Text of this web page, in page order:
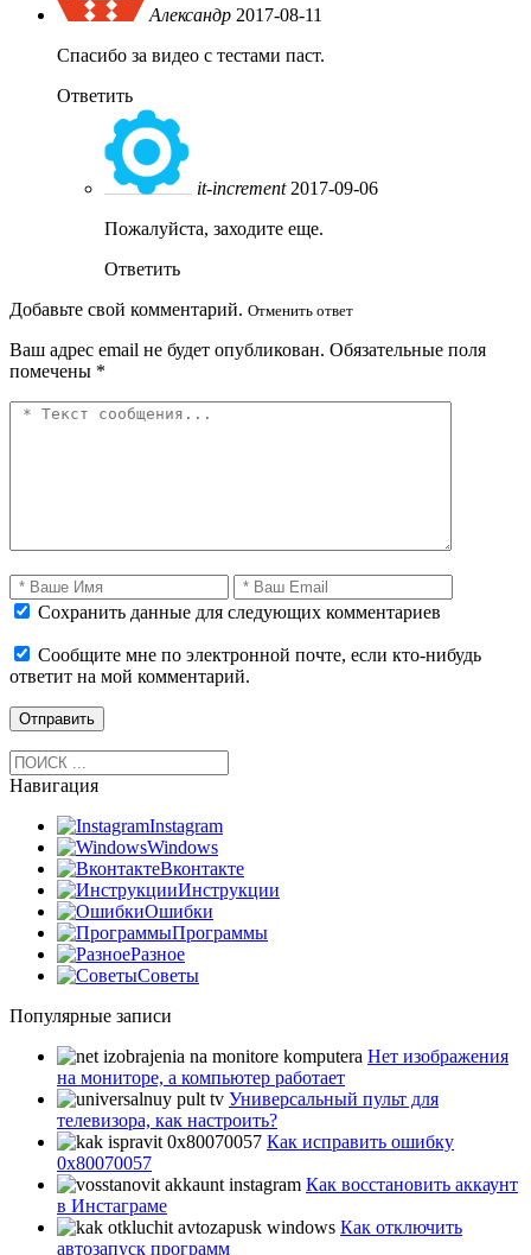
Александр 2017-08-11
Спасибо за видео с тестами паст.
Ответить
it-increment 2017-09-06
Пожалуйста, заходите еще.
Ответить
Добавьте свой комментарий. Отменить ответ
Ваш адрес email не будет опубликован. Обязательные поля
помечены *
Сохранить данные для следующих комментариев
Сообщите мне по электронной почте, если кто-нибудь
ответит на мой комментарий.
Навигация
Instagram
Windows
Вконтакте
Инструкции
Ошибки
Программы
Разное
Советы
Популярные записи
Нет изображения
на мониторе, а компьютер работает
Универсальный пульт для
телевизора, как настроить?
Как исправить ошибку
0x80070057
Как восстановить аккаунт
в Инстаграме
Как отключить
автозапуск программ